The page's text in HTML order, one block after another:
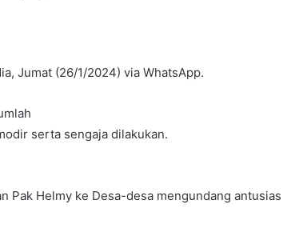
Jumat (26/1/2024) via WhatsApp.
serta sengaja dilakukan.
Pak Helmy ke Desa-desa mengundang antusias